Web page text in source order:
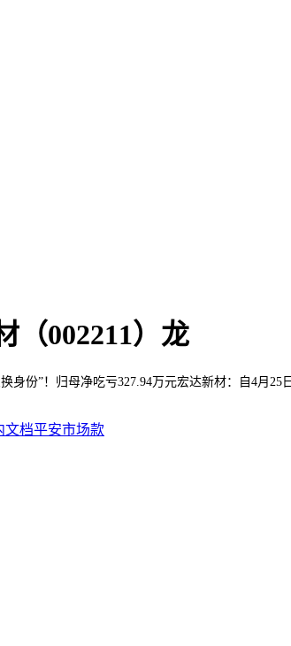
（002211）龙
”！归母净吃亏327.94万元宏达新材：自4月25
文档平安市场款